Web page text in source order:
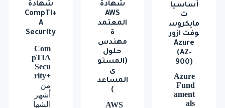
Azure
Fund
ament
als
أساسيا
ت
مايكروس
وفت ازور
Azure
(AZ-
900)
AWS
شهادة
AWS
المعتمد
ة
مهندس
حلول
(المستو
ى
المساعد
)
Com
pTIA
Secu
rity+
من
أشهر
الشها
شهادة
+CompTI
A
Security